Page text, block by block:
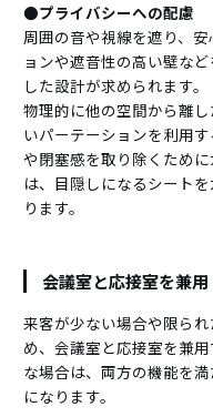
●プライバシーへの配慮
周囲の音や視線を遮り、
ョンや遮音性の高い壁な
した設計が求められます。
物理的に他の空間から離
いパーテーションを利用
や閉塞感を取り除くため
は、目隠しになるシート
ります。
会議室と応接室を兼用
来客が少ない場合や限ら
め、会議室と応接室を兼
な場合は、両方の機能を
になります。